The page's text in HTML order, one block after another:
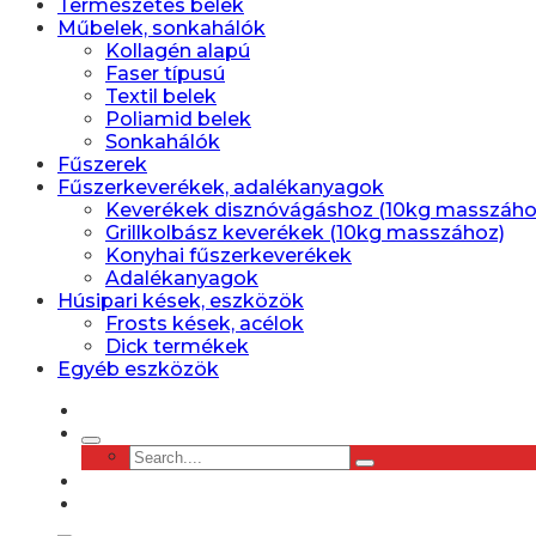
Természetes belek
Műbelek, sonkahálók
Kollagén alapú
Faser típusú
Textil belek
Poliamid belek
Sonkahálók
Fűszerek
Fűszerkeverékek, adalékanyagok
Keverékek disznóvágáshoz (10kg
Grillkolbász keverékek (10kg masszához)
Konyhai fűszerkeverékek
Adalékanyagok
Húsipari kések, eszközök
Frosts kések, acélok
Dick termékek
Egyéb eszközök